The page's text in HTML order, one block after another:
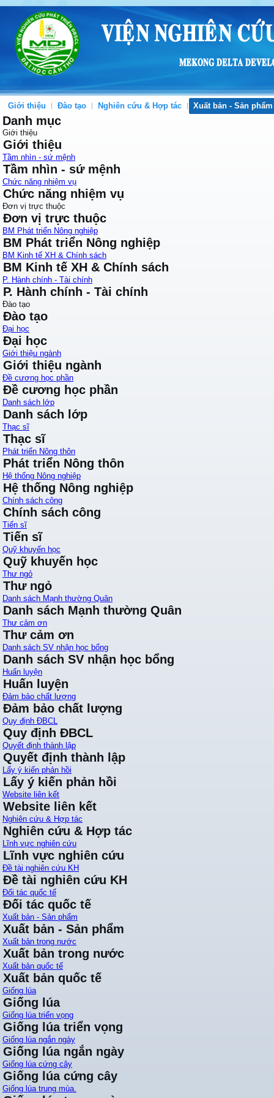
Giới thiệu Đào tạo Nghiên cứu & Hợp tác Xuất bản - Sản phẩm
Danh mục
Giới thiệu
Giới thiệu
Tầm nhìn - sứ mệnh
Tầm nhìn - sứ mệnh
Chức năng nhiệm vụ
Chức năng nhiệm vụ
Đơn vị trực thuộc
Đơn vị trực thuộc
BM Phát triển Nông nghiệp
BM Phát triển Nông nghiệp
BM Kinh tế XH & Chính sách
BM Kinh tế XH & Chính sách
P. Hành chính - Tài chính
P. Hành chính - Tài chính
Đào tạo
Đào tạo
Đại học
Đại học
Giới thiệu ngành
Giới thiệu ngành
Đề cương học phần
Đề cương học phần
Danh sách lớp
Danh sách lớp
Thạc sĩ
Thạc sĩ
Phát triển Nông thôn
Phát triển Nông thôn
Hệ thống Nông nghiệp
Hệ thống Nông nghiệp
Chính sách công
Chính sách công
Tiến sĩ
Tiến sĩ
Quỹ khuyến học
Quỹ khuyến học
Thư ngỏ
Thư ngỏ
Danh sách Mạnh thường Quân
Danh sách Mạnh thường Quân
Thư cảm ơn
Thư cảm ơn
Danh sách SV nhận học bổng
Danh sách SV nhận học bổng
Huấn luyện
Huấn luyện
Đảm bảo chất lượng
Đảm bảo chất lượng
Quy định ĐBCL
Quy định ĐBCL
Quyết định thành lập
Quyết định thành lập
Lấy ý kiến phản hồi
Lấy ý kiến phản hồi
Website liên kết
Website liên kết
Nghiên cứu & Hợp tác
Nghiên cứu & Hợp tác
Lĩnh vực nghiên cứu
Lĩnh vực nghiên cứu
Đề tài nghiên cứu KH
Đề tài nghiên cứu KH
Đối tác quốc tế
Đối tác quốc tế
Xuất bản - Sản phẩm
Xuất bản - Sản phẩm
Xuất bản trong nước
Xuất bản trong nước
Xuất bản quốc tế
Xuất bản quốc tế
Giống lúa
Giống lúa
Giống lúa triển vọng
Giống lúa triển vọng
Giống lúa ngắn ngày
Giống lúa ngắn ngày
Giống lúa cứng cây
Giống lúa cứng cây
Giống lúa trung mùa.